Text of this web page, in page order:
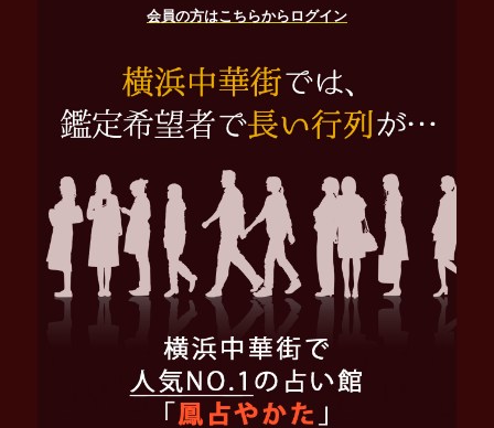
会員の方はこちらからログイン